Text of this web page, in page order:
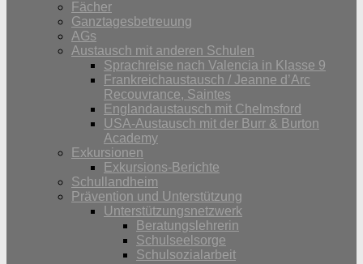
Fächer
Ganztagesbetreuung
AGs
Austausch mit anderen Schulen
Sprachreise nach Valencia in Klasse 9
Frankreichaustausch / Jeanne d’Arc
Recouvrance, Saintes
Englandaustausch mit Chelmsford
USA-Austausch mit der Burr & Burton
Academy
Exkursionen
Exkursions-Berichte
Schullandheim
Prävention und Unterstützung
Unterstützungsnetzwerk
Beratungslehrerin
Schulseelsorge
Schulsozialarbeit